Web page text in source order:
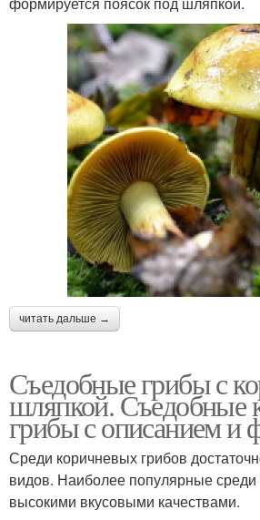
читать дальше →
Съедобные грибы с
шляпкой. Съедобные
грибы с описанием и
Среди коричневых грибов
видов. Наиболее популярные среди
высокими вкусовыми качествами.